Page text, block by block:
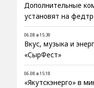
Дополнительные
установят на
06.08 в 15:39
Вкус, музыка и
«СырФест»
06.08 в 15:18
«Якутскэнерго» в